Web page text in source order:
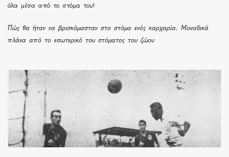
όλα μέσα από το στόμα του!
Πώς θα ήταν να βρισκόμασταν στο στόμα ενός καρχαρία; Μοναδικά
πλάνα από το εσωτερικό του στόματος του ζώου